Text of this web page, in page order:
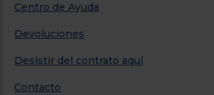
Centro de Ayuda
Devoluciones
Desistir del contrato aquí
Contacto